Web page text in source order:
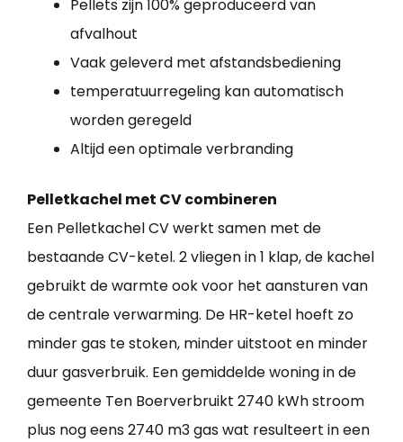
Pellets zijn 100% geproduceerd van
afvalhout
Vaak geleverd met afstandsbediening
temperatuurregeling kan automatisch
worden geregeld
Altijd een optimale verbranding
Pelletkachel met CV combineren
Een Pelletkachel CV werkt samen met de
bestaande CV-ketel. 2 vliegen in 1 klap, de kachel
gebruikt de warmte ook voor het aansturen van
de centrale verwarming. De HR-ketel hoeft zo
minder gas te stoken, minder uitstoot en minder
duur gasverbruik. Een gemiddelde woning in de
gemeente Ten Boerverbruikt 2740 kWh stroom
plus nog eens 2740 m3 gas wat resulteert in een